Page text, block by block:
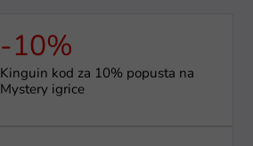
-10%
Kinguin kod za 10% popusta na
Mystery igrice